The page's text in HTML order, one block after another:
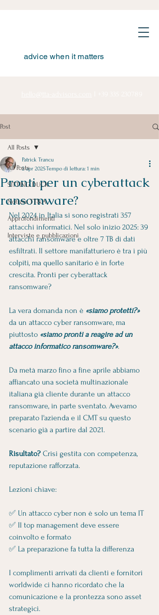
advice when it matters
Post
All Posts
SITTING DUCK
Notizie TT&A
Approfondimenti
Interviste e pubblicazioni
All Posts
Pronti per un cyberattack
ransomware?
Patrick Trancu
2 apr 2025Tempo di lettura: 1 min
Nel 2024 in Italia si sono registrati 357
attacchi informatici. Nel solo inizio 2025: 39
attacchi ransomware e oltre 7 TB di dati
esfiltrati. Il settore manifatturiero è tra i più
colpiti, ma quello sanitario è in forte
crescita. Pronti per cyberattack
ransomware?
La vera domanda non è «siamo protetti?»
da un attacco cyber ransomware, ma
piuttosto «siamo pronti a reagire ad un
attacco informatico ransomware?».
Da metà marzo fino a fine aprile abbiamo
affiancato una società multinazionale
italiana già cliente durante un attacco
ransomware, in parte sventato. Avevamo
preparato l'azienda e il CMT su questo
scenario già a partire dal 2021.
Risultato? Crisi gestita con competenza,
reputazione rafforzata.
Lezioni chiave:
✅ Un attacco cyber non è solo un tema IT
✅ Il top management deve essere
coinvolto e formato
✅ La preparazione fa tutta la differenza
I complimenti arrivati da clienti e fornitori
worldwide ci hanno ricordato che la
comunicazione e la prontezza sono asset
strategici.